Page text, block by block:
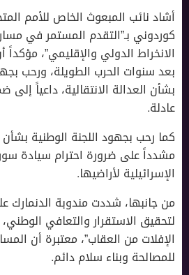
أشاد نائب المبعوث الخاص للأمم
كوردوني بـ”التقدم المستمر في
الانخراط الدولي والإقليمي”،
بعد سنوات الحرب الطويلة، ورحب
بشأن العدالة الانتقالية، داعياً
عادلة.
كما رحب بجهود اللجنة الوطنية بشأن
مشدداً على ضرورة احترام سيادة
الإسرائيلية لأراضيها.
من جانبها، شددت مندوبة الدنمارك
لتحقيق الاستقرار والتعافي
الإفلات من العقاب”، معتبرة أن
للمصالحة وبناء سلام دائم.